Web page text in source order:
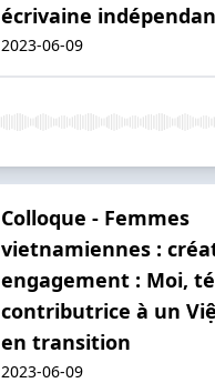
écrivaine
2023-06-09
Colloque - Femmes
vietnamiennes :
engagement : Moi,
contributrice à un
en transition
2023-06-09